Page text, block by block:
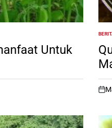
Untuk
IN
on